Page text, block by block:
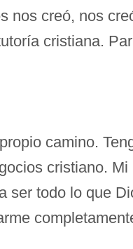
nos creó, nos
cristiana.
camino.
cristiano.
ser todo lo que